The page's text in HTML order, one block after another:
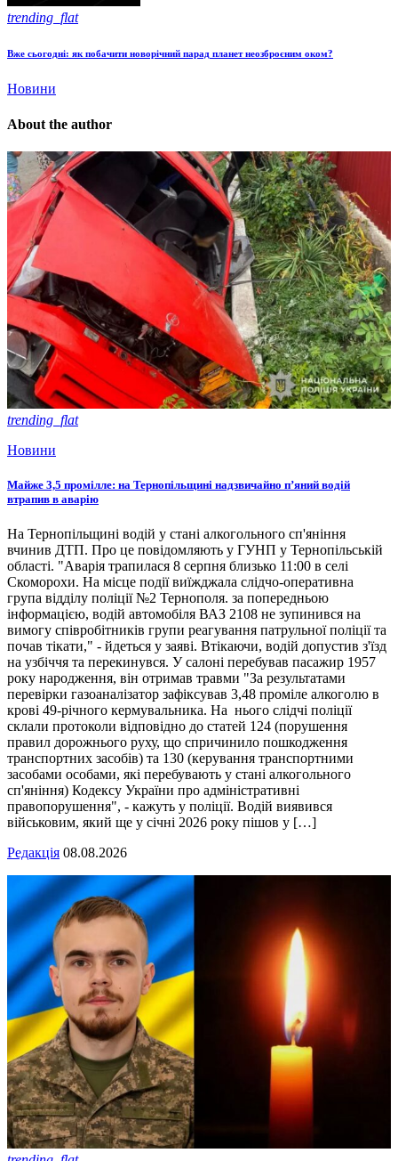
trending_flat
Вже сьогодні: як побачити новорічний парад планет неозброєним оком?
Новини
About the author
trending_flat
Новини
Майже 3,5 промілле: на Тернопільщині надзвичайно п’яний водій
втрапив в аварію
На Тернопільщині водій у стані алкогольного сп'яніння
вчинив ДТП. Про це повідомляють у ГУНП у Тернопільській
області. "Аварія трапилася 8 серпня близько 11:00 в селі
Скоморохи. На місце події виїжджала слідчо-оперативна
група відділу поліції №2 Тернополя. за попередньою
інформацією, водій автомобіля ВАЗ 2108 не зупинився на
вимогу співробітників групи реагування патрульної поліції та
почав тікати," - йдеться у заяві. Втікаючи, водій допустив з'їзд
на узбіччя та перекинувся. У салоні перебував пасажир 1957
року народження, він отримав травми "За результатами
перевірки газоаналізатор зафіксував 3,48 проміле алкоголю в
крові 49-річного кермувальника. На нього слідчі поліції
склали протоколи відповідно до статей 124 (порушення
правил дорожнього руху, що спричинило пошкодження
транспортних засобів) та 130 (керування транспортними
засобами особами, які перебувають у стані алкогольного
сп'яніння) Кодексу України про адміністративні
правопорушення", - кажуть у поліції. Водій виявився
військовим, який ще у січні 2026 року пішов у […]
Редакція 08.08.2026